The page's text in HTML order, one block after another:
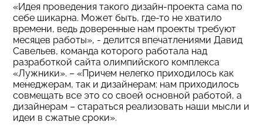
«Идея проведения такого дизайн-проекта сама по
себе шикарна. Может быть, где-то не хватило
времени, ведь доверенные нам проекты требуют
месяцев работы», - делится впечатлениями Давид
Савельев, команда которого работала над
разработкой сайта олимпийского комплекса
«Лужники». – «Причем нелегко приходилось как
менеджерам, так и дизайнерам: нам приходилось
совмещать все это со своей основной работой, а
дизайнерам – стараться реализовать наши мысли и
идеи в сжатые сроки».